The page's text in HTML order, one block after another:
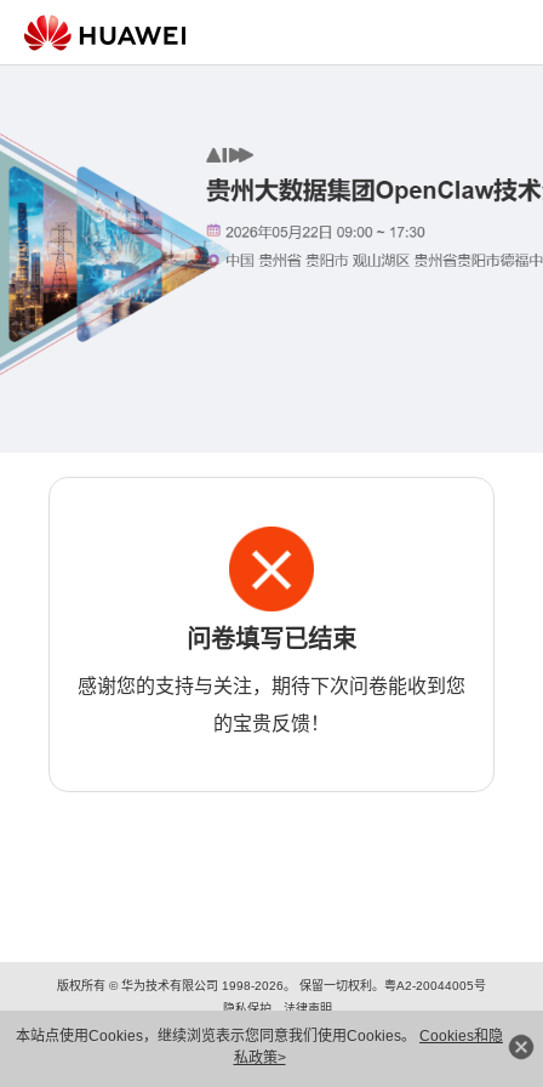
本站点使用Cookies，继续浏览表示您同意我们使用Cookies。 Cookies和隐
私政策>
问卷填写已结束
感谢您的支持与关注，期待下次问卷能收到您
的宝贵反馈！
版权所有 © 华为技术有限公司 1998-2026。 保留一切权利。粤A2-20044005号
隐私保护
法律声明